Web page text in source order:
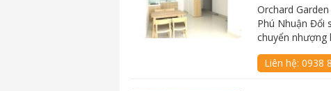
Orchard
Phú Nhuận Đổi
chuyển nhượng
Liên hệ:0938